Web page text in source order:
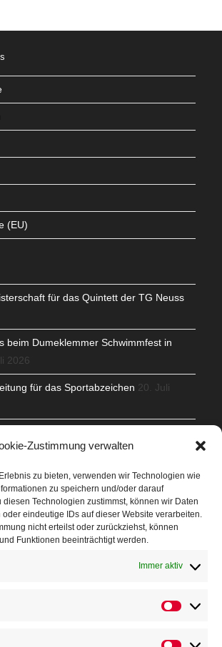
Zustimmung verwalten
zu bieten, verwenden wir Technologien wie
zu speichern und/oder darauf
diesen Technologien zustimmst, können wir Daten
eindeutige IDs auf dieser Website verarbeiten.
nicht erteilst oder zurückziehst, können
Funktionen beeinträchtigt werden.
Immer aktiv
(EU)
für das Quintett der TG Neuss
beim Dumeklemmer Schwimmfest in
2026
für das Sportabzeichen 20. Juli